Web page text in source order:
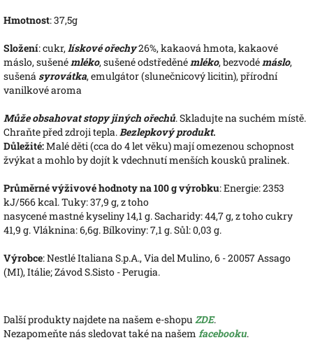
Hmotnost: 37,5g
Složení: cukr,lískové ořechy26%, kakaová hmota, kakaové
máslo, sušenémléko, sušené odstředěnémléko, bezvodémáslo,
sušená syrovátka, emulgátor (slunečnicový licitin), přírodní
vanilkové aroma
Může obsahovat stopy jiných ořechů. Skladujte na suchém místě.
Chraňte před zdroji tepla.Bezlepkový produkt.
Důležité:Malé děti (cca do 4 let věku) mají omezenou schopnost
žvýkat a mohlo by dojít k vdechnutí menších kousků pralinek.
Průměrné výživové hodnoty na 100 g výrobku: Energie: 2353
kJ/566 kcal. Tuky: 37,9 g, z toho
nasycené mastné kyseliny 14,1 g. Sacharidy: 44,7 g, z toho cukry
41,9 g. Vláknina: 6,6g. Bílkoviny: 7,1 g. Sůl: 0,03 g.
Výrobce: Nestlé Italiana S.p.A., Via del Mulino, 6 - 20057 Assago
(MI), Itálie; Závod S.Sisto - Perugia.
Další produkty najdete na našem e-shopu ZDE.
Nezapomeňte nás sledovat také na našem facebooku.